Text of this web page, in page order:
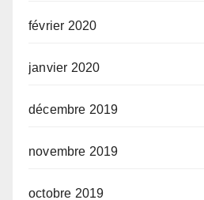
février 2020
janvier 2020
décembre 2019
novembre 2019
octobre 2019